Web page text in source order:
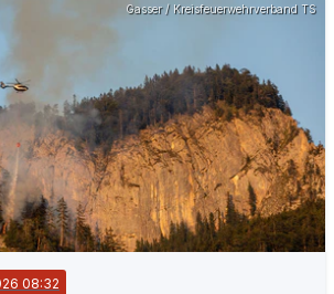
Gasser / Kreisfeuerwehrverband TS
08:32